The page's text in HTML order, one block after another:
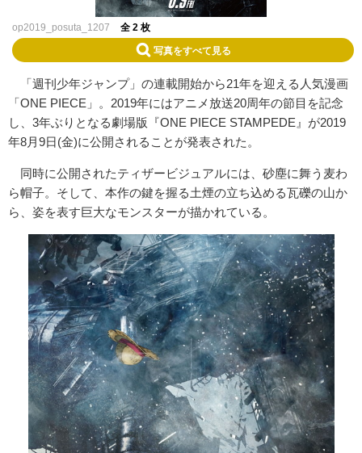
op2019_posuta_1207 全 2 枚
写真をすべて見る
「週刊少年ジャンプ」の連載開始から21年を迎える人気漫画
「ONE PIECE」。2019年にはアニメ放送20周年の節目を記念
し、3年ぶりとなる劇場版『ONE PIECE STAMPEDE』が2019
年8月9日(金)に公開されることが発表された。
同時に公開されたティザービジュアルには、砂塵に舞う麦わ
ら帽子。そして、本作の鍵を握る土煙の立ち込める瓦礫の山か
ら、姿を表す巨大なモンスターが描かれている。